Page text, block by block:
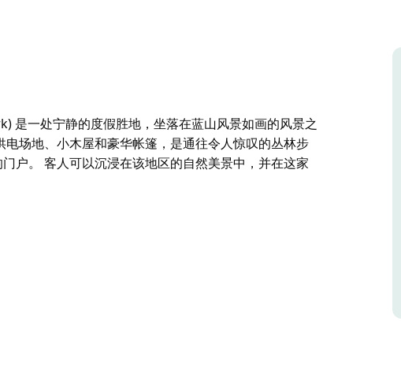
是一处宁静的度假胜地，坐落在蓝山风景如画的风景之
场地、小木屋和豪华帐篷，是通往令人惊叹的丛林步
户。 客人可以沉浸在该地区的自然美景中，并在这家